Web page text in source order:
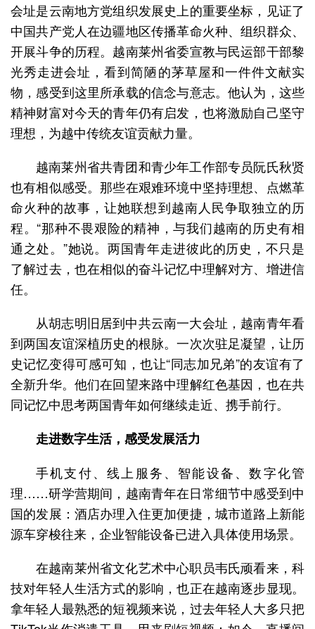
会址是云南地方党组织发展史上的重要坐标，见证了
中国共产党人在边疆地区传播革命火种、组织群众、
开展斗争的历程。越南莱州省委宣教与民运部干部黎
光秀走进会址，看到简陋的茅草屋和一件件文献实
物，感受到这里所承载的信念与意志。他认为，这些
精神财富对今天的青年仍有启发，也将激励自己坚守
理想，为越中传统友谊贡献力量。
越南莱州省共青团和青少年工作部专员阮氏秋贤
也有相似感受。那些在艰难环境中坚持理想、点燃革
命火种的故事，让她联想到越南人民争取独立的历
程。“那种不畏艰险的精神，与我们越南的历史有相
通之处。”她说。两国青年走进彼此的历史，不只是
了解过去，也在相似的奋斗记忆中理解对方、增进信
任。
从胡志明旧居到中共云南一大会址，越南青年看
到两国友谊深植历史的根脉。一次次驻足凝望，让历
史记忆变得可感可知，也让“同志加兄弟”的友谊有了
全新升华。他们在回望来路中理解红色基因，也在共
同记忆中思考两国青年如何继续走近、携手前行。
走进数字生活，感受发展活力
手机支付、线上服务、智能设备、数字化管
理……研学营期间，越南青年在日常细节中感受到中
国的发展：酒店办理入住更加便捷，城市道路上新能
源车穿梭往来，企业智能设备已进入具体使用场景。
在越南莱州省文化艺术中心职员韦氏顽看来，科
技对年轻人生活方式的影响，也正在越南逐步显现。
拿年轻人最熟悉的短视频来说，过去年轻人大多只把